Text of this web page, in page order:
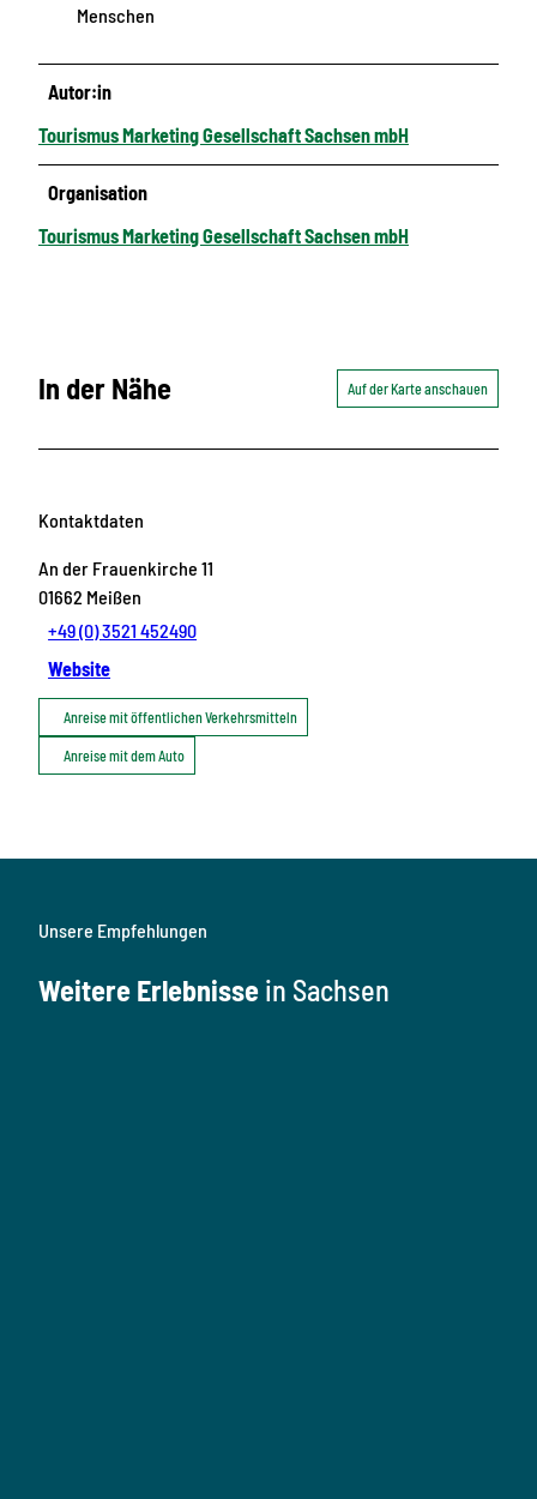
Menschen
Autor:in
Tourismus Marketing Gesellschaft Sachsen mbH
Organisation
Tourismus Marketing Gesellschaft Sachsen mbH
In der Nähe Auf der Karte anschauen
Kontaktdaten
An der Frauenkirche 11
01662 Meißen
+49 (0) 3521 452490
Website
Anreise mit öffentlichen Verkehrsmitteln
Anreise mit dem Auto
Unsere Empfehlungen
Weitere Erlebnisse in Sachsen